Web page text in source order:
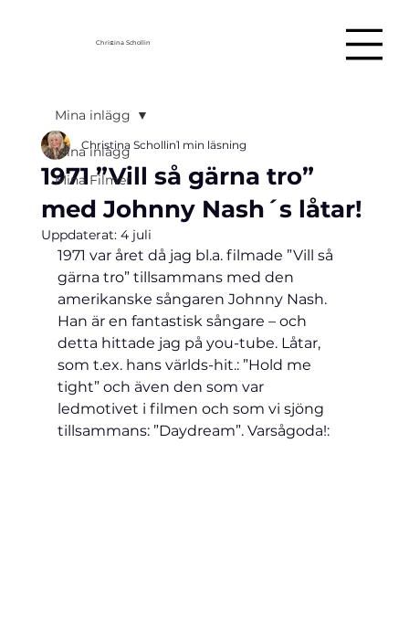
Christina Schollin
Mina inlägg
Mina Filmer
Mina inlägg
1971 ”Vill så gärna tro”
med Johnny Nash´s låtar!
Christina Schollin1 min läsning
Uppdaterat: 4 juli
1971 var året då jag bl.a. filmade ”Vill så
gärna tro” tillsammans med den
amerikanske sångaren Johnny Nash.
Han är en fantastisk sångare – och
detta hittade jag på you-tube. Låtar,
som t.ex. hans världs-hit.: ”Hold me
tight” och även den som var
ledmotivet i filmen och som vi sjöng
tillsammans: ”Daydream”. Varsågoda!: